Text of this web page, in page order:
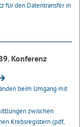
für den Datentransfer in
Konferenz
beim Umgang mit
zwischen
Krebsregistern(pdf,